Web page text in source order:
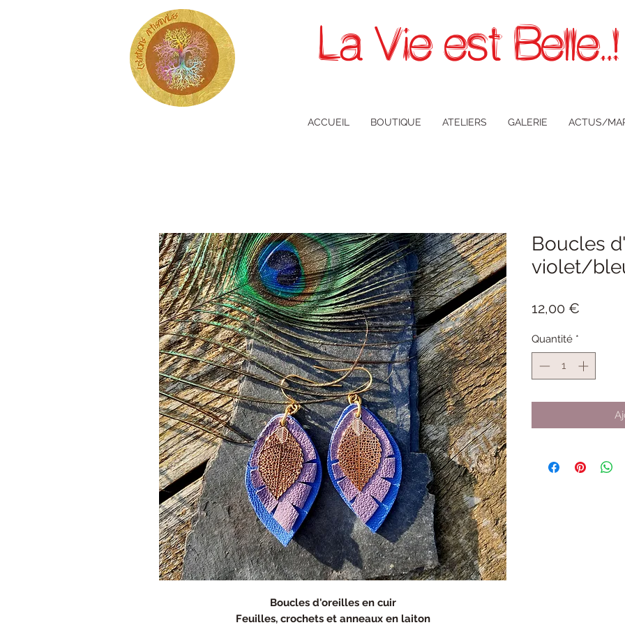
La Vie est Belle..!
ACCUEIL BOUTIQUE ATELIERS GALERIE ACTUS/
Boucles d'oreilles en cuir
Feuilles, crochets et anneaux en laiton
Boucles
violet/
12,00 €
Quantité *